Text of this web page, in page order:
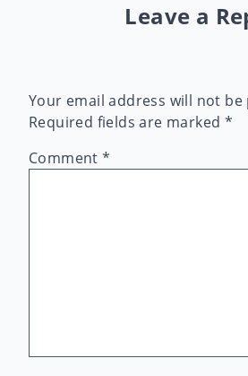
Leave a
Your email address will not be
Required fields are marked *
Comment*